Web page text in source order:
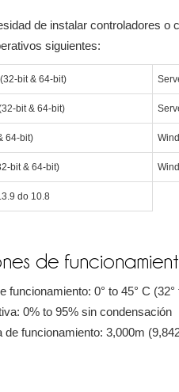
de instalar controladores o
siguientes:
bit & 64-bit)
bit & 64-bit)
64-bit)
bit & 64-bit)
do 10.8
de
funcionamiento: 0° to 45° C (32°
0% to 95% sin condensación
de funcionamiento: 3,000m